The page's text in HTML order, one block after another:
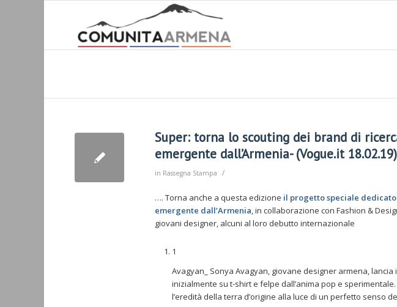
Super: torna lo scouting dei brand di
emergente dall’Armenia- (Vogue.it 18.02.19)
in Rassegna Stampa /
…. Torna anche a questa edizione il progetto speciale
emergente dall’Armenia, in collaborazione con Fashion &
giovani designer, alcuni al loro debutto internazionale
1
Avagyan_ Sonya Avagyan, giovane designer armena,
inizialmente su t-shirt e felpe dall’anima pop e
l’eredità della terra d’origine alla luce di un perfetto senso